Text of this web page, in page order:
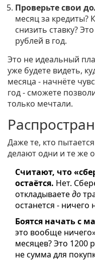
Проверьте свои
месяц за кредиты?
снизить ставку?
рублей в год.
Это не идеальный
уже будете видеть,
месяца - начнёте
год - сможете
только мечтали.
Даже те, кто
делают одни и те же
Считают, что
остаётся. Нет.
откладываетедо
останется - ничего
Боятся начать с
это вообще
месяцев? Это 1200
не сумма для